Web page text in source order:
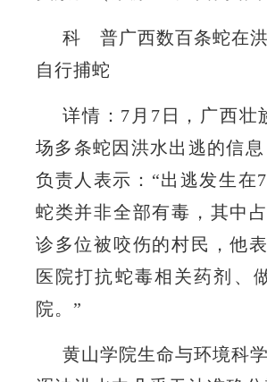
科 普广西数百条蛇在
自行捕蛇
详情：7月7日，广西壮
场多条蛇因洪水出逃的信
负责人表示：“出逃发生在
蛇类并非全部有毒，其中
诊多位被咬伤的村民，他
医院打抗蛇毒相关药剂、
院。”
黄山学院生命与环境科